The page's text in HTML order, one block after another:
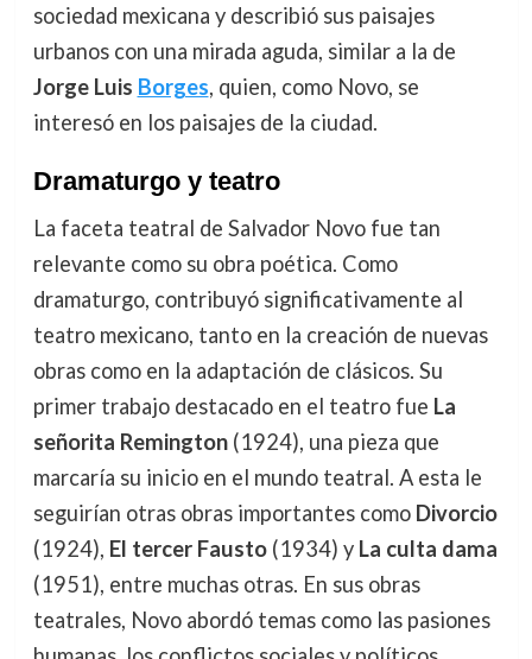
sociedad mexicana y describió sus paisajes
urbanos con una mirada aguda, similar a la de
Jorge Luis Borges, quien, como Novo, se
interesó en los paisajes de la ciudad.
Dramaturgo y teatro
La faceta teatral de Salvador Novo fue tan
relevante como su obra poética. Como
dramaturgo, contribuyó significativamente al
teatro mexicano, tanto en la creación de nuevas
obras como en la adaptación de clásicos. Su
primer trabajo destacado en el teatro fue La
señorita Remington(1924), una pieza que
marcaría su inicio en el mundo teatral. A esta le
seguirían otras obras importantes como Divorcio
(1924), El tercer Fausto(1934) y La culta dama
(1951), entre muchas otras. En sus obras
teatrales, Novo abordó temas como las pasiones